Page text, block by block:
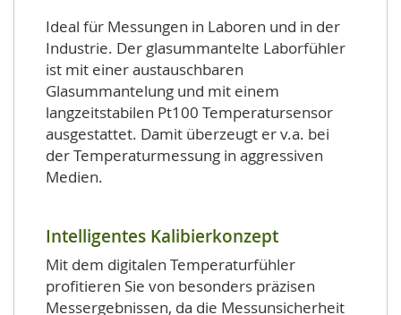
Ideal für Messungen in Laboren und in der
Industrie. Der glasummantelte Laborfühler
ist mit einer austauschbaren
Glasummantelung und mit einem
langzeitstabilen Pt100 Temperatursensor
ausgestattet. Damit überzeugt er v.a. bei
der Temperaturmessung in aggressiven
Medien.
Intelligentes Kalibierkonzept
Mit dem digitalen Temperaturfühler
profitieren Sie von besonders präzisen
Messergebnissen, da die Messunsicherheit